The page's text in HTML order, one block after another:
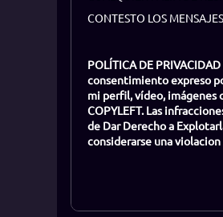
CONTESTO LOS
POLÍTICA DE
consentimiento expreso
mi perfil, vídeo, imágenes
COPYLEFT. Las
de Dar Derecho a
considerarse una violacion